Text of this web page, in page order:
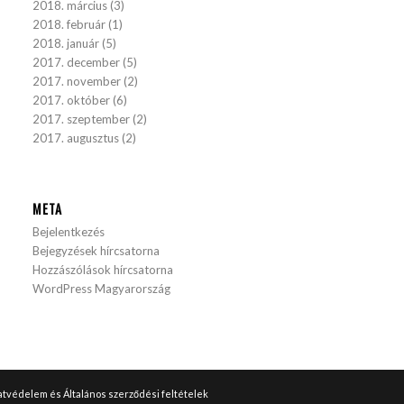
2018. március (3)
2018. február (1)
2018. január (5)
2017. december (5)
2017. november (2)
2017. október (6)
2017. szeptember (2)
2017. augusztus (2)
META
Bejelentkezés
Bejegyzések hírcsatorna
Hozzászólások hírcsatorna
WordPress Magyarország
és Általános szerződési feltételek